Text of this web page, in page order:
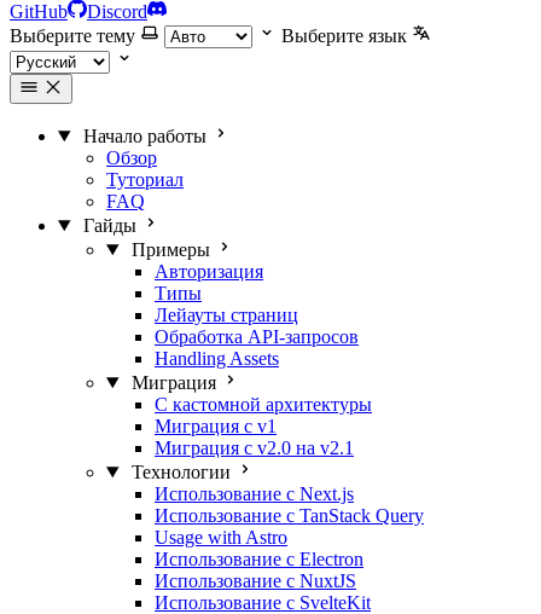
GitHub
Discord
Выберите тему
Выберите язык
Начало работы
Обзор
Туториал
FAQ
Гайды
Примеры
Авторизация
Типы
Лейауты страниц
Обработка API-запросов
Handling Assets
Миграция
С кастомной архитектуры
Миграция с v1
Миграция с v2.0 на v2.1
Технологии
Использование с Next.js
Использование с TanStack Query
Usage with Astro
Использование с Electron
Использование с NuxtJS
Использование с SvelteKit